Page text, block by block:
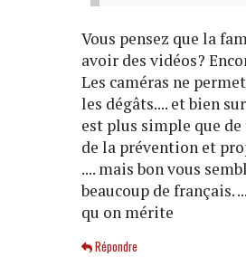
Vous pensez que la
avoir des vidéos?
Les caméras ne
les dégâts.... et bien
est plus simple que
de la prévention et
.... mais bon vous
beaucoup de français.
qu on mérite
Répondre